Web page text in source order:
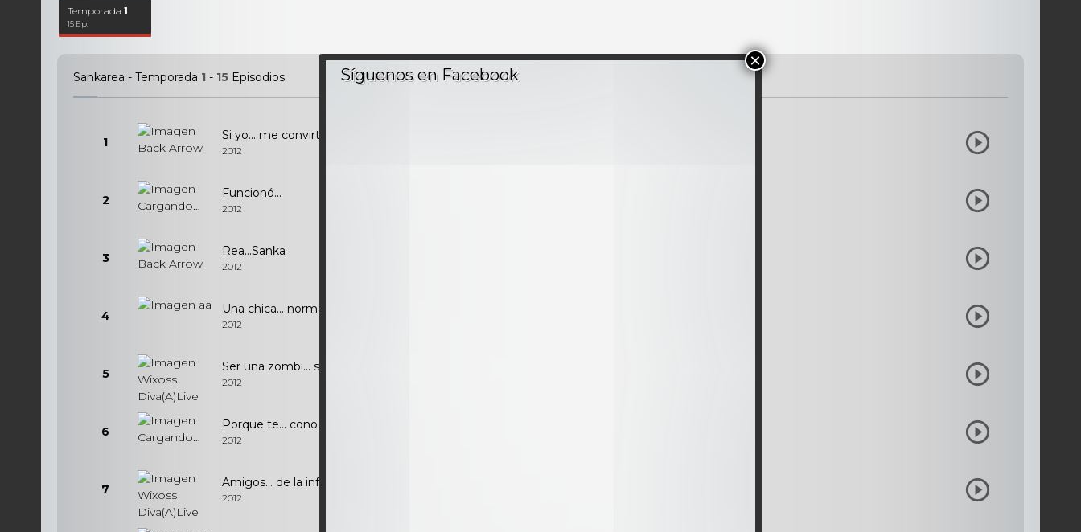
Temporada1
15 Ep.
Sankarea - Temporada 1 - 15 Episodios
1 Si yo... me convirtiese... en zombi
2012
2 Funcionó...
2012
3 Rea...Sanka
2012
4 Una chica... normal
2012
5 Ser una zombi... significa...
2012
6 Porque te... conocí...
2012
7 Amigos... de la infancia...
2012